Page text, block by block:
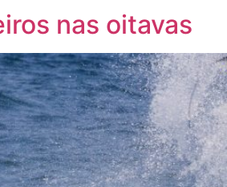
nas oitavas